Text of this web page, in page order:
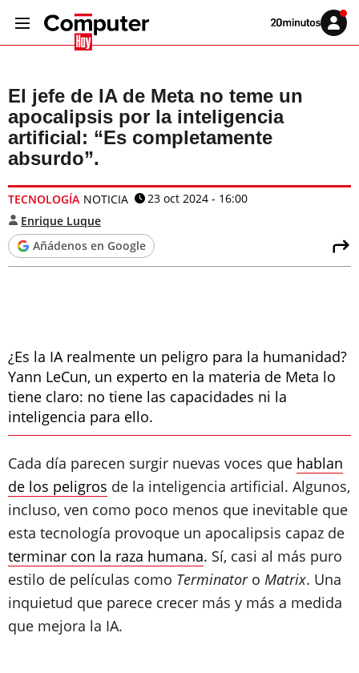
Volver
Iniciar
sesión
El jefe de IA de Meta no teme un
apocalipsis por la inteligencia
artificial: “Es completamente
absurdo”.
TECNOLOGÍA NOTICIA
23 oct 2024 - 16:00
Enrique Luque
Añádenos en Google
¿Es la IA realmente un peligro para la humanidad?
Yann LeCun, un experto en la materia de Meta lo
tiene claro: no tiene las capacidades ni la
inteligencia para ello.
Cada día parecen surgir nuevas voces que hablan
de los peligros de la inteligencia artificial. Algunos,
incluso, ven como poco menos que inevitable que
esta tecnología provoque un apocalipsis capaz de
terminar con la raza humana. Sí, casi al más puro
estilo de películas como Terminatoro Matrix. Una
inquietud que parece crecer más y más a medida
que mejora la IA.